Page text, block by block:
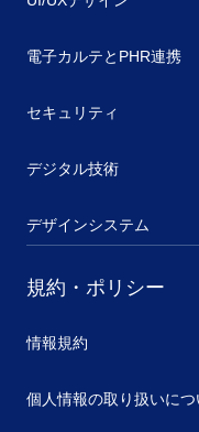
電子カルテとPHR連携
セキュリティ
デジタル技術
デザインシステム
規約・ポリシー
情報規約
個人情報の取り扱いにつ